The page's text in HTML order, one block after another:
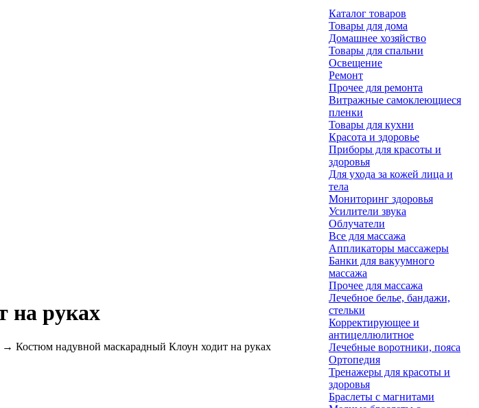
на руках
→ Костюм надувной маскарадный Клоун ходит на руках
Каталог товаров
Товары для дома
Домашнее хозяйство
Товары для спальни
Освещение
Ремонт
Прочее для ремонта
Витражные самоклеющиеся
пленки
Товары для кухни
Красота и здоровье
Приборы для красоты и
здоровья
Для ухода за кожей лица и
тела
Мониторинг здоровья
Усилители звука
Облучатели
Все для массажа
Аппликаторы массажеры
Банки для вакуумного
массажа
Прочее для массажа
Лечебное белье, бандажи,
стельки
Корректирующее и
антицеллюлитное
Лечебные воротники, пояса
Ортопедия
Тренажеры для красоты и
здоровья
Браслеты с магнитами